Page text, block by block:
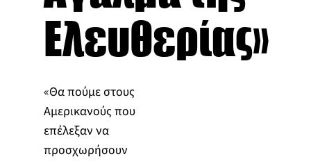
Ελευθερίας»
«Θα πούμε στους
Αμερικανούς που
επέλεξαν να
προσχωρήσουν